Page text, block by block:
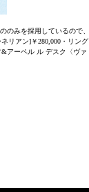
のみを採用しているので、
リアン]￥280,000・リング
アーペル ル デスク〈ヴァ